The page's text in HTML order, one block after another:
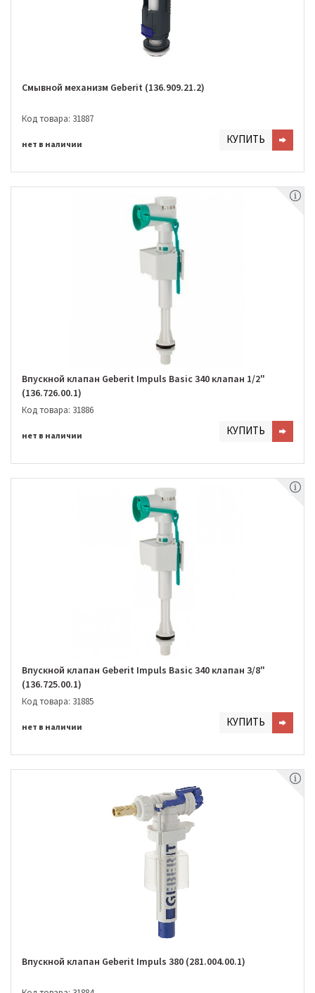
Смывной механизм Geberit (136.909.21.2)
Код товара: 31887
нет в наличии КУПИТЬ
Впускной клапан Geberit Impuls Basic 340 клапан 1/2"
(136.726.00.1)
Код товара: 31886
нет в наличии КУПИТЬ
Впускной клапан Geberit Impuls Basic 340 клапан 3/8"
(136.725.00.1)
Код товара: 31885
нет в наличии КУПИТЬ
Впускной клапан Geberit Impuls 380 (281.004.00.1)